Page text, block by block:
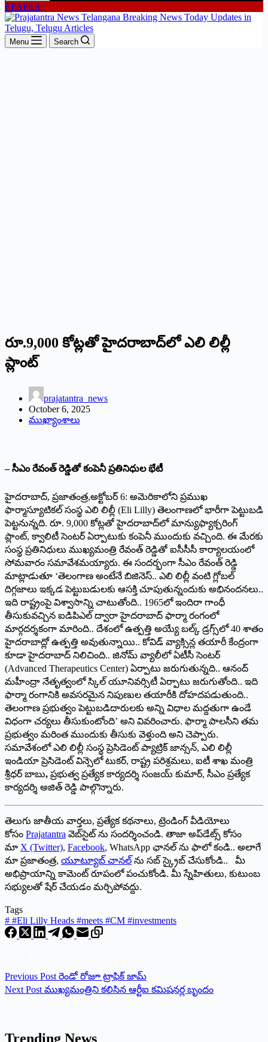
EPAPER
Menu Search
రూ.9,000 కోట్లతో హైదరాబాద్‌లో ఎలి లిల్లీ
ప్లాంట్‌
prajatantra_news
October 6, 2025
ముఖ్యాంశాలు
– సీఎం రేవంత్ రెడ్డితో కంపెనీ ప్రతినిధుల భేటీ
హైదరాబాద్, ప్ర‌జాతంత్ర‌,అక్టోబర్ 6: అమెరికాలోని ప్రముఖ
ఫార్మాస్యూటికల్ సంస్థ ఎలి లిల్లీ (Eli Lilly) తెలంగాణలో భారీగా పెట్టుబడి
పెట్టనున్నది. రూ. 9,000 కోట్లతో హైదరాబాద్‌లో మాన్యుఫ్యాక్చరింగ్
ప్లాంట్, క్వాలిటీ సెంటర్ ఏర్పాటుకు కంపెనీ ముందుకు వచ్చింది. ఈ మేరకు
సంస్థ ప్రతినిధులు ముఖ్యమంత్రి రేవంత్ రెడ్డితో ఐసీసీసీ కార్యాలయంలో
సోమ‌వారం సమావేశమయ్యారు. ఈ సంద‌ర్భంగా సీఎం రేవంత్ రెడ్డి
మాట్లాడుతూ ‘తెలంగాణ అంటేనే బిజినెస్.. ఎలి లిల్లీ వంటి గ్లోబల్
దిగ్గజాలు ఇక్కడ పెట్టుబడులకు ఆసక్తి చూపుతున్నందుకు అభినందనలు..
ఇది రాష్ట్రంపై విశ్వాసాన్ని చాటుతోంది.. 1965లో ఇందిరా గాంధీ
తీసుకువచ్చిన ఐడిపిఎల్ ద్వారా హైదరాబాద్ ఫార్మా రంగంలో
మార్గదర్శకంగా మారింది.. దేశంలో ఉత్పత్తి అయ్యే బల్క్ డ్రగ్స్‌లో 40 శాతం
హైదరాబాద్లో ఉత్ప‌త్తి అవుతున్నాయి.. కోవిడ్ వ్యాక్సిన్ల తయారీ కేంద్రంగా
కూడా హైదరాబాద్ నిలిచింది.. జినోమ్ వ్యాలీలో ఏటీసీ సెంటర్
(Advanced Therapeutics Center) ఏర్పాటు జరుగుతున్నది.. ఆనంద్
మహీంద్రా నేతృత్వంలో స్కిల్ యూనివర్సిటీ ఏర్పాటు జరుగుతోంది.. ఇది
ఫార్మా రంగానికి అవసరమైన నిపుణుల తయారీకి దోహదపడుతుంది..
తెలంగాణ ప్రభుత్వం పెట్టుబడిదారులకు అన్ని విధాల మద్దతుగా ఉండే
విధంగా చర్యలు తీసుకుంటోంది’ అని వివ‌రించారు. ఫార్మా పాలసీని త‌మ‌
ప్రభుత్వం మరింత ముందుకు తీసుకు వెళ్తుంది అని చెప్పారు.
సమావేశంలో ఎలి లిల్లీ సంస్థ ప్రెసిడెంట్ ప్యాట్రిక్ జాన్సన్, ఎలి లిల్లీ
ఇండియా ప్రెసిడెంట్ విన్సెలో టుకర్, రాష్ట్ర పరిశ్రమలు, ఐటీ శాఖ‌ మంత్రి
శ్రీధర్ బాబు, ప్రభుత్వ ప్రత్యేక కార్యదర్శి సంజయ్ కుమార్, సీఎం ప్రత్యేక
కార్యదర్శి అజిత్ రెడ్డి పాల్గొన్నారు.
తెలుగు జాతీయ వార్తలు, ప్రత్యేక కథనాలు, ట్రెండింగ్ వీడియోలు
కోసం Prajatantra వెబ్‌సైట్ ను సందర్శించండి. తాజా అప్‌డేట్స్ కోసం
మా X (Twitter), Facebook, WhatsApp ఛానల్ ను ఫాలో కండి.. అలాగే
మా ప్రజాతంత్ర, యూట్యూబ్ చానల్ ను సబ్ స్క్రైబ్ చేసుకోండి.. మీ
అభిప్రాయాన్ని కామెంట్ రూపంలో పంచుకోండి. మీ స్నేహితులు, కుటుంబ
సభ్యులతో షేర్ చేయడం మర్చిపోవద్దు.
Tags
# #Eli Lilly Heads #meets #CM #investments
Previous Post రెండో రోజూ ట్రాఫిక్‌ జామ్‌
Next Post ముఖ్యమంత్రిని కలిసిన ఆర్టీఐ కమిషనర్ల బృందం
Trending News